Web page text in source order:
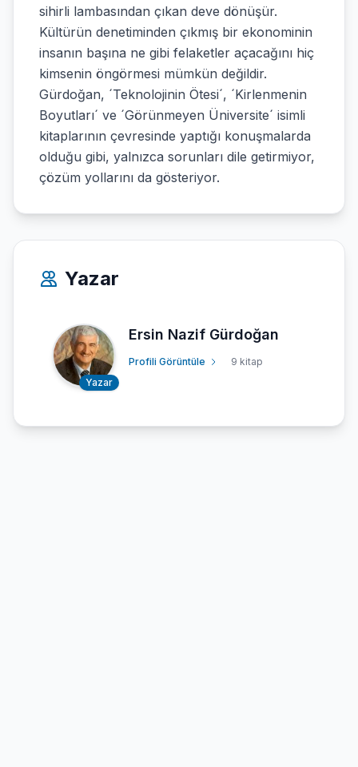
sihirli lambasından çıkan deve dönüşür.
Kültürün denetiminden çıkmış bir ekonominin
insanın başına ne gibi felaketler açacağını hiç
kimsenin öngörmesi mümkün değildir.
Gürdoğan, ´Teknolojinin Ötesi´, ´Kirlenmenin
Boyutları´ ve ´Görünmeyen Üniversite´ isimli
kitaplarının çevresinde yaptığı konuşmalarda
olduğu gibi, yalnızca sorunları dile getirmiyor,
çözüm yollarını da gösteriyor.
Yazar
Yazar
Ersin Nazif Gürdoğan
Profili Görüntüle 9 kitap